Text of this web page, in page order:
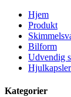
Hjem
Produkt
Bilform
Udvendig
Kategorier